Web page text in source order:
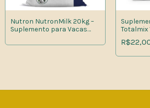
Nutron NutronMilk 20kg –
Suplemento para Vacas
Totalmix